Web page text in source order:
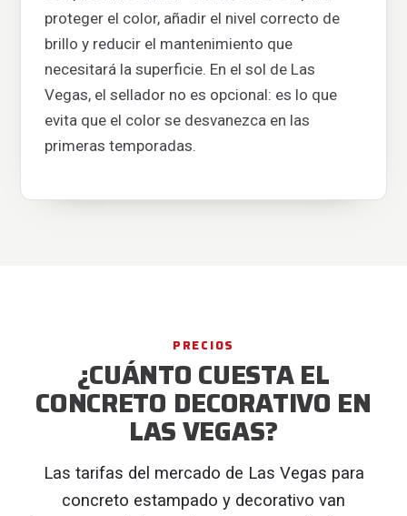
proteger el color, añadir el nivel correcto de
brillo y reducir el mantenimiento que
necesitará la superficie. En el sol de Las
Vegas, el sellador no es opcional: es lo que
evita que el color se desvanezca en las
primeras temporadas.
PRECIOS
¿CUÁNTO CUESTA EL
CONCRETO DECORATIVO EN
LAS VEGAS?
Las tarifas del mercado de Las Vegas para
concreto estampado y decorativo van